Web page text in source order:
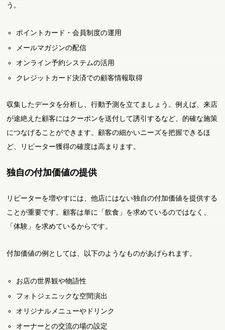
う。
ポイントカード・会員制度の運用
メールマガジンの配信
オンライン予約システムの活用
クレジットカード決済での顧客情報取得
収集したデータを分析し、行動予測を立てましょう。例えば、来店
が途絶えた顧客にはクーポンを送付して誘引するなど、的確な施策
につなげることができます。顧客の細かいニーズを把握できるほ
ど、リピーター獲得の確度は高まります。
独自の付加価値の提供
リピーターを増やすには、他店にはない独自の付加価値を提供する
ことが重要です。顧客は単に「飲食」を求めているのではなく、
「体験」を求めているからです。
付加価値の例としては、以下のようなものがあげられます。
お店の世界観や物語性
フォトジェニックな空間演出
オリジナルメニューやドリンク
オーナーとの交流の場の設定